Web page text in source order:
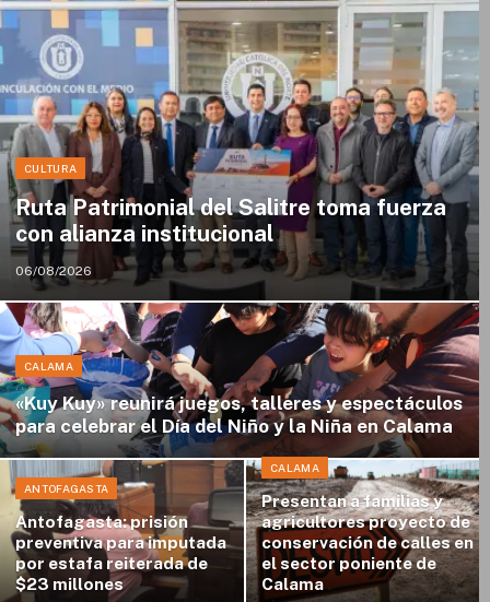
CULTURA
Ruta Patrimonial del Salitre toma fuerza
con alianza institucional
06/08/2026
CALAMA
«Kuy Kuy» reunirá juegos, talleres y espectáculos
para celebrar el Día del Niño y la Niña en Calama
ANTOFAGASTA
Antofagasta: prisión
preventiva para imputada
por estafa reiterada de
$23 millones
CALAMA
Presentan a familias y
agricultores proyecto de
conservación de calles en
el sector poniente de
Calama